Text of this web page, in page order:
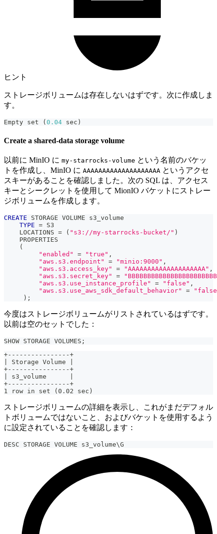
ヒント
ストレージボリュームは存在しないはずです。次に作成しま
す。
Empty set ( 0.04 sec )
Create a shared-data storage volume
以前に MinIO に my-starrocks-volume という名前のバケッ
トを作成し、MinIO に AAAAAAAAAAAAAAAAAAAA というアクセ
スキーがあることを確認しました。次の SQL は、アクセス
キーとシークレットを使用して MionIO バケットにストレー
ジボリュームを作成します。
CREATE STORAGE VOLUME s3_volume
TYPE = S3
    LOCATIONS
= ( "s3://my-starrocks-bucket/" )
    PROPERTIES
(
"enabled"
= "true" ,
"aws.s3.endpoint"
= "minio:9000" ,
"aws.s3.access_key"
= "AAAAAAAAAAAAAAAAAAAA" ,
"aws.s3.secret_key"
=
"aws.s3.use_instance_profile"
= "false" ,
"aws.s3.use_aws_sdk_default_behavior"
=
) ;
今度はストレージボリュームがリストされているはずです。
以前は空のセットでした：
SHOW STORAGE VOLUMES;
+----------------+
| Storage Volume |
+----------------+
| s3_volume      |
+----------------+
1 row in set (0.02 sec)
ストレージボリュームの詳細を表示し、これがまだデフォル
トボリュームではないこと、およびバケットを使用するよう
に設定されていることを確認します：
DESC STORAGE VOLUME s3_volume\G